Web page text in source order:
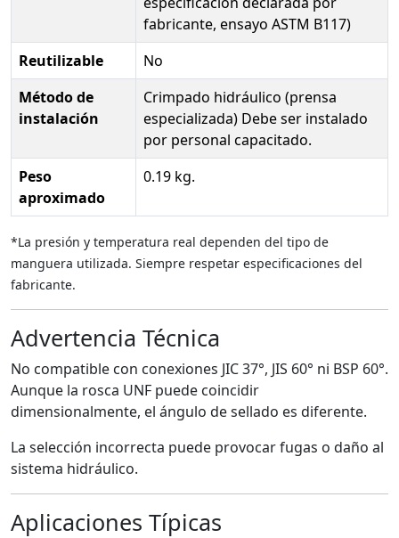
fabricante, ensayo ASTM B117)
Reutilizable
No
Método de
instalación
Crimpado hidráulico (prensa
especializada) Debe ser instalado
por personal capacitado.
Peso
aproximado
0.19 kg.
*La presión y temperatura real dependen del tipo de
manguera utilizada. Siempre respetar especificaciones del
fabricante.
Advertencia Técnica
No compatible con conexiones JIC 37°, JIS 60° ni BSP 60°.
Aunque la rosca UNF puede coincidir
dimensionalmente, el ángulo de sellado es diferente.
La selección incorrecta puede provocar fugas o daño al
sistema hidráulico.
Aplicaciones Típicas